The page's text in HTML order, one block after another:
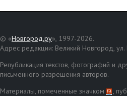
© «Новгород.ру», 1997-2026.
Адрес редакции: Великий Новгород, ул.
Републикация текстов, фотографий и
письменного разрешения авторов.
Материалы, помеченные значком
,